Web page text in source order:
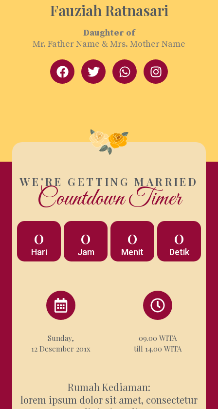
Fauziah Ratnasari
Daughter of
Mr. Father Name & Mrs. Mother Name
WE'RE GETTING MARRIED
Countdown Timer
0
Hari
0
Jam
0
Menit
0
Detik
Sunday,
12 Desember 201x
09.00 WITA
till 14.00 WITA
Rumah Kediaman:
lorem ipsum dolor sit amet, consectetur